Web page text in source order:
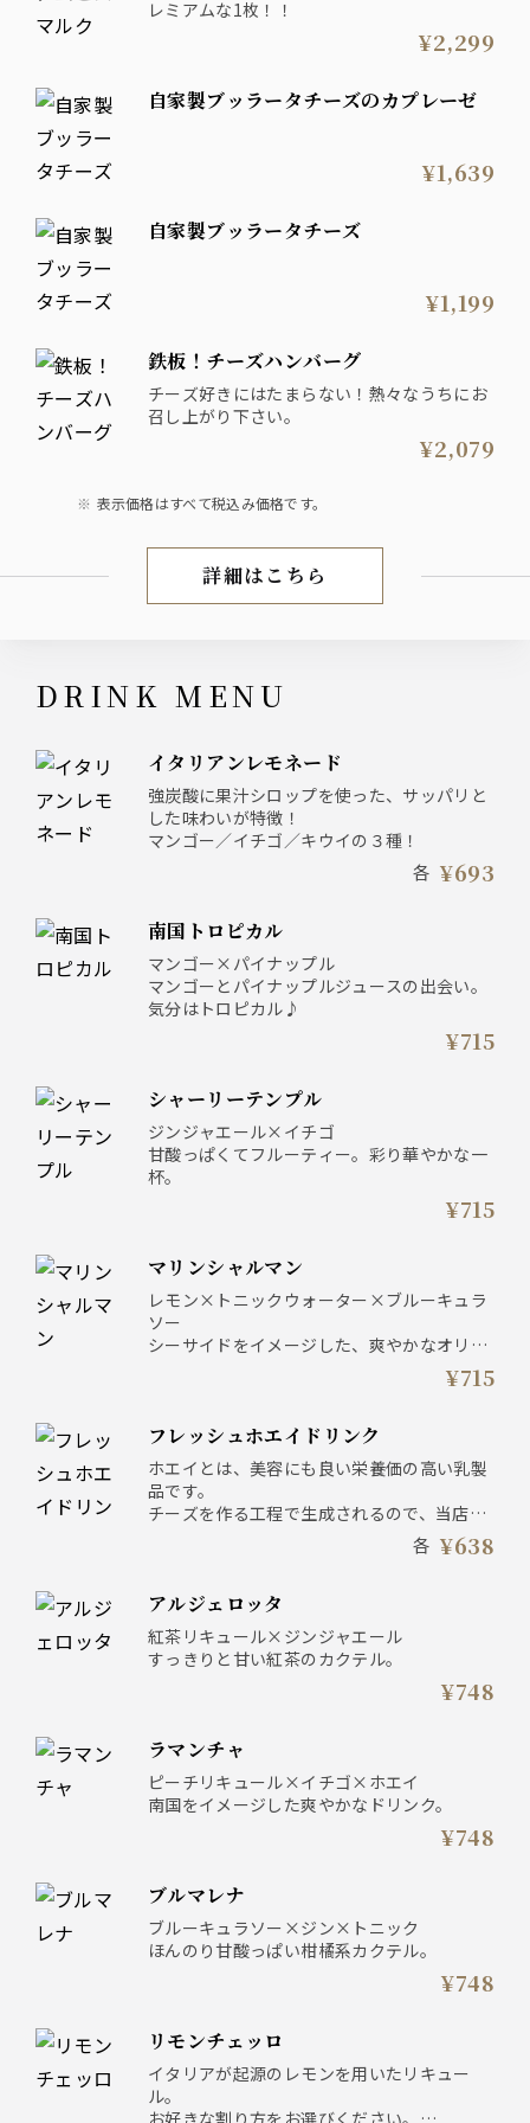
レミアムな1枚！！
¥2,299
自家製ブッラータチーズのカプレーゼ
¥1,639
自家製ブッラータチーズ
¥1,199
鉄板！チーズハンバーグ
チーズ好きにはたまらない！熱々なうちにお
召し上がり下さい。
¥2,079
表示価格はすべて税込み価格です。
DINNER MENU
詳細はこちら
DRINK MENU
イタリアンレモネード
強炭酸に果汁シロップを使った、サッパリと
した味わいが特徴！
マンゴー／イチゴ／キウイの３種！
各 ¥693
南国トロピカル
マンゴー×パイナップル
マンゴーとパイナップルジュースの出会い。
気分はトロピカル♪
¥715
シャーリーテンプル
ジンジャエール×イチゴ
甘酸っぱくてフルーティー。彩り華やかな一
杯。
¥715
マリンシャルマン
レモン×トニックウォーター×ブルーキュラ
ソー
シーサイドをイメージした、爽やかなオリジ
¥715
フレッシュホエイドリンク
ホエイとは、美容にも良い栄養価の高い乳製
品です。
チーズを作る工程で生成されるので、当店で
は自家製の鮮度の高いホエイが味わえます！
イチゴ／マンゴー／キウイ／キャラメル／メ
各 ¥638
アルジェロッタ
紅茶リキュール×ジンジャエール
すっきりと甘い紅茶のカクテル。
¥748
ラマンチャ
ピーチリキュール×イチゴ×ホエイ
南国をイメージした爽やかなドリンク。
¥748
ブルマレナ
ブルーキュラソー×ジン×トニック
ほんのり甘酸っぱい柑橘系カクテル。
¥748
リモンチェッロ
イタリアが起源のレモンを用いたリキュー
ル。